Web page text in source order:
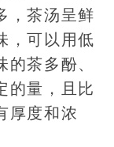
，茶汤呈鲜
，可以用低
茶多酚、
的量，且比
厚度和浓